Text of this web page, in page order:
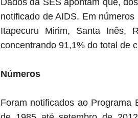
notificado de AIDS. Em
Itapecuru Mirim, Santa Inês,
concentrando 91,1% do total de
Números
Foram notificados ao Programa